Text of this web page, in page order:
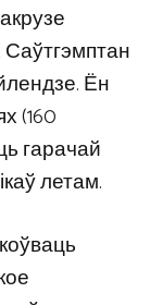
Ён
(160
гарачай
летам.